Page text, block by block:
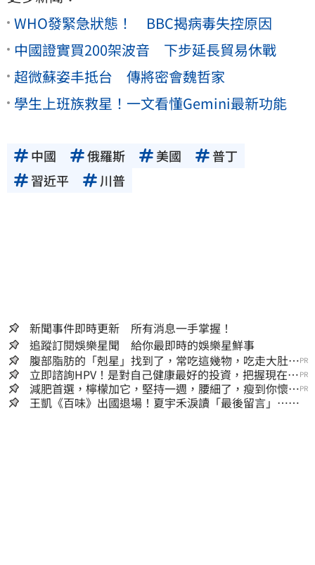
WHO發緊急狀態！ BBC揭病毒失控原因
中國證實買200架波音 下步延長貿易休戰
超微蘇姿丰抵台 傳將密會魏哲家
學生上班族救星！一文看懂Gemini最新功能
中國 俄羅斯 美國
普丁
習近平
川普
新聞事件即時更新 所有消息一手掌握！
追蹤訂閱娛樂星聞 給你最即時的娛樂星鮮事
腹部脂肪的「剋星」找到了，常吃這幾物，吃走大肚
囊，瘦出小蠻腰
PR
立即諮詢HPV！是對自己健康最好的投資，把握現在不
嫌晚！
PR
減肥首選，檸檬加它，堅持一週，腰細了，瘦到你懷疑
人生
PR
王凱《百味》出國退場！夏宇禾淚讀「最後留言」…觀